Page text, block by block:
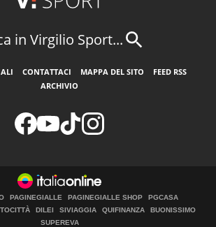
in Virgilio Sport...
CONTATTACI MAPPA DEL SITO
FEED RSS
ARCHIVIO
PAGINEGIALLE PAGINEGIALLE SHOP
PGCASA
DILEI SIVIAGGIA QUIFINANZA
BUONISSIMO
SUPEREVA